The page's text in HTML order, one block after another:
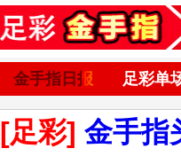
金手指日报 足彩单
[足彩] 金手指